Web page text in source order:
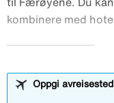
kombinere med
hvis noe skulle skje.
Oppgi avreisested